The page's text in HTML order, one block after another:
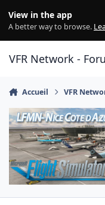
View in the app
A better way to browse.
VFR Network -
Accueil VFR